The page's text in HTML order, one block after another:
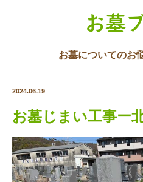
お墓
お墓についてのお
2024.06.19
お墓じまい工事ー